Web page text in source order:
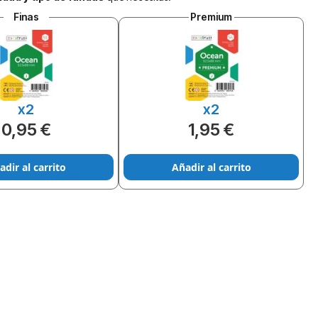
Finas
x2
0,95 €
al carrito
Premium
x2
1,95 €
Añadir al carrito